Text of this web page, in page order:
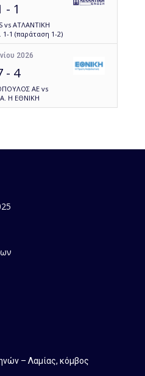
- 1
vs ΑΤΛΑΝΤΙΚΗ
1 (παράταση 1-2)
2026
- 4
ΑΕ vs
Η ΕΘΝΙΚΗ
– Λαμίας, κόμβος